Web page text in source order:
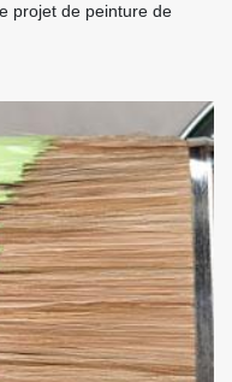
projet de peinture de